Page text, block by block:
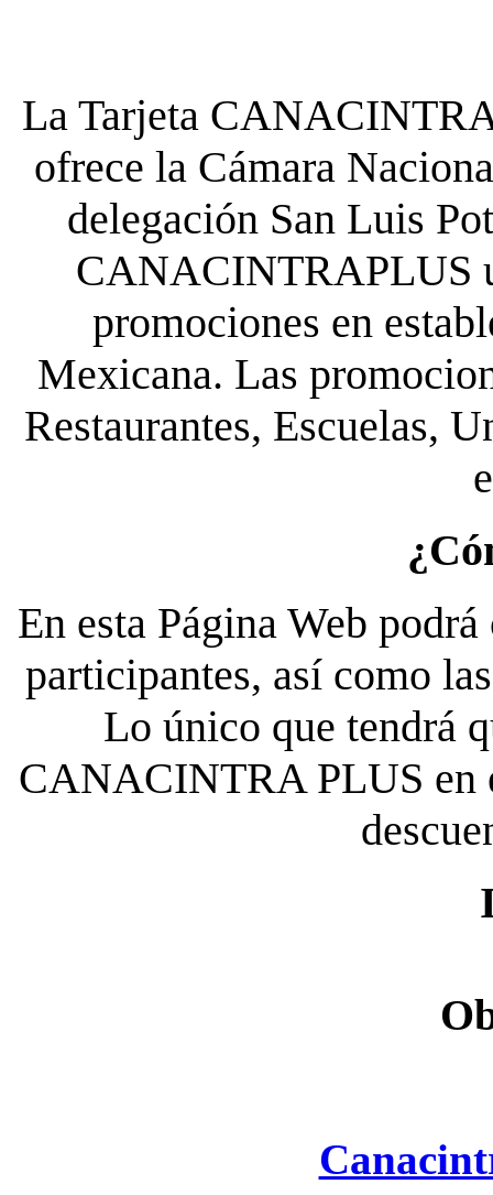
La Tarjeta
ofrece la Cámara
delegación San Luis
CANACINTRAPLUS
promociones en
Mexicana. Las
Restaurantes, Escuelas,
En esta Página Web
participantes, así como
Lo único que tendrá
CANACINTRA PLUS en